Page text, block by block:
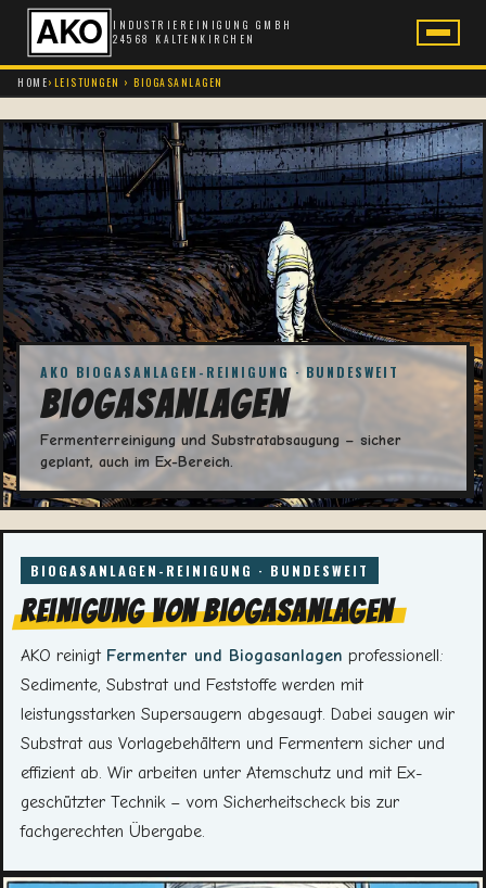
INDUSTRIEREINIGUNG GMBH
24568 KALTENKIRCHEN
HOME› LEISTUNGEN › BIOGASANLAGEN
AKO BIOGASANLAGEN-REINIGUNG · BUNDESWEIT
Biogasanlagen
Fermenterreinigung und Substratabsaugung – sicher
geplant, auch im Ex-Bereich.
Reinigung von Biogasanlagen
AKO reinigt Fermenter und Biogasanlagen professionell:
Sedimente, Substrat und Feststoffe werden mit
leistungsstarken Supersaugern abgesaugt. Dabei saugen wir
Substrat aus Vorlagebehältern und Fermentern sicher und
effizient ab. Wir arbeiten unter Atemschutz und mit Ex-
geschützter Technik – vom Sicherheitscheck bis zur
fachgerechten Übergabe.